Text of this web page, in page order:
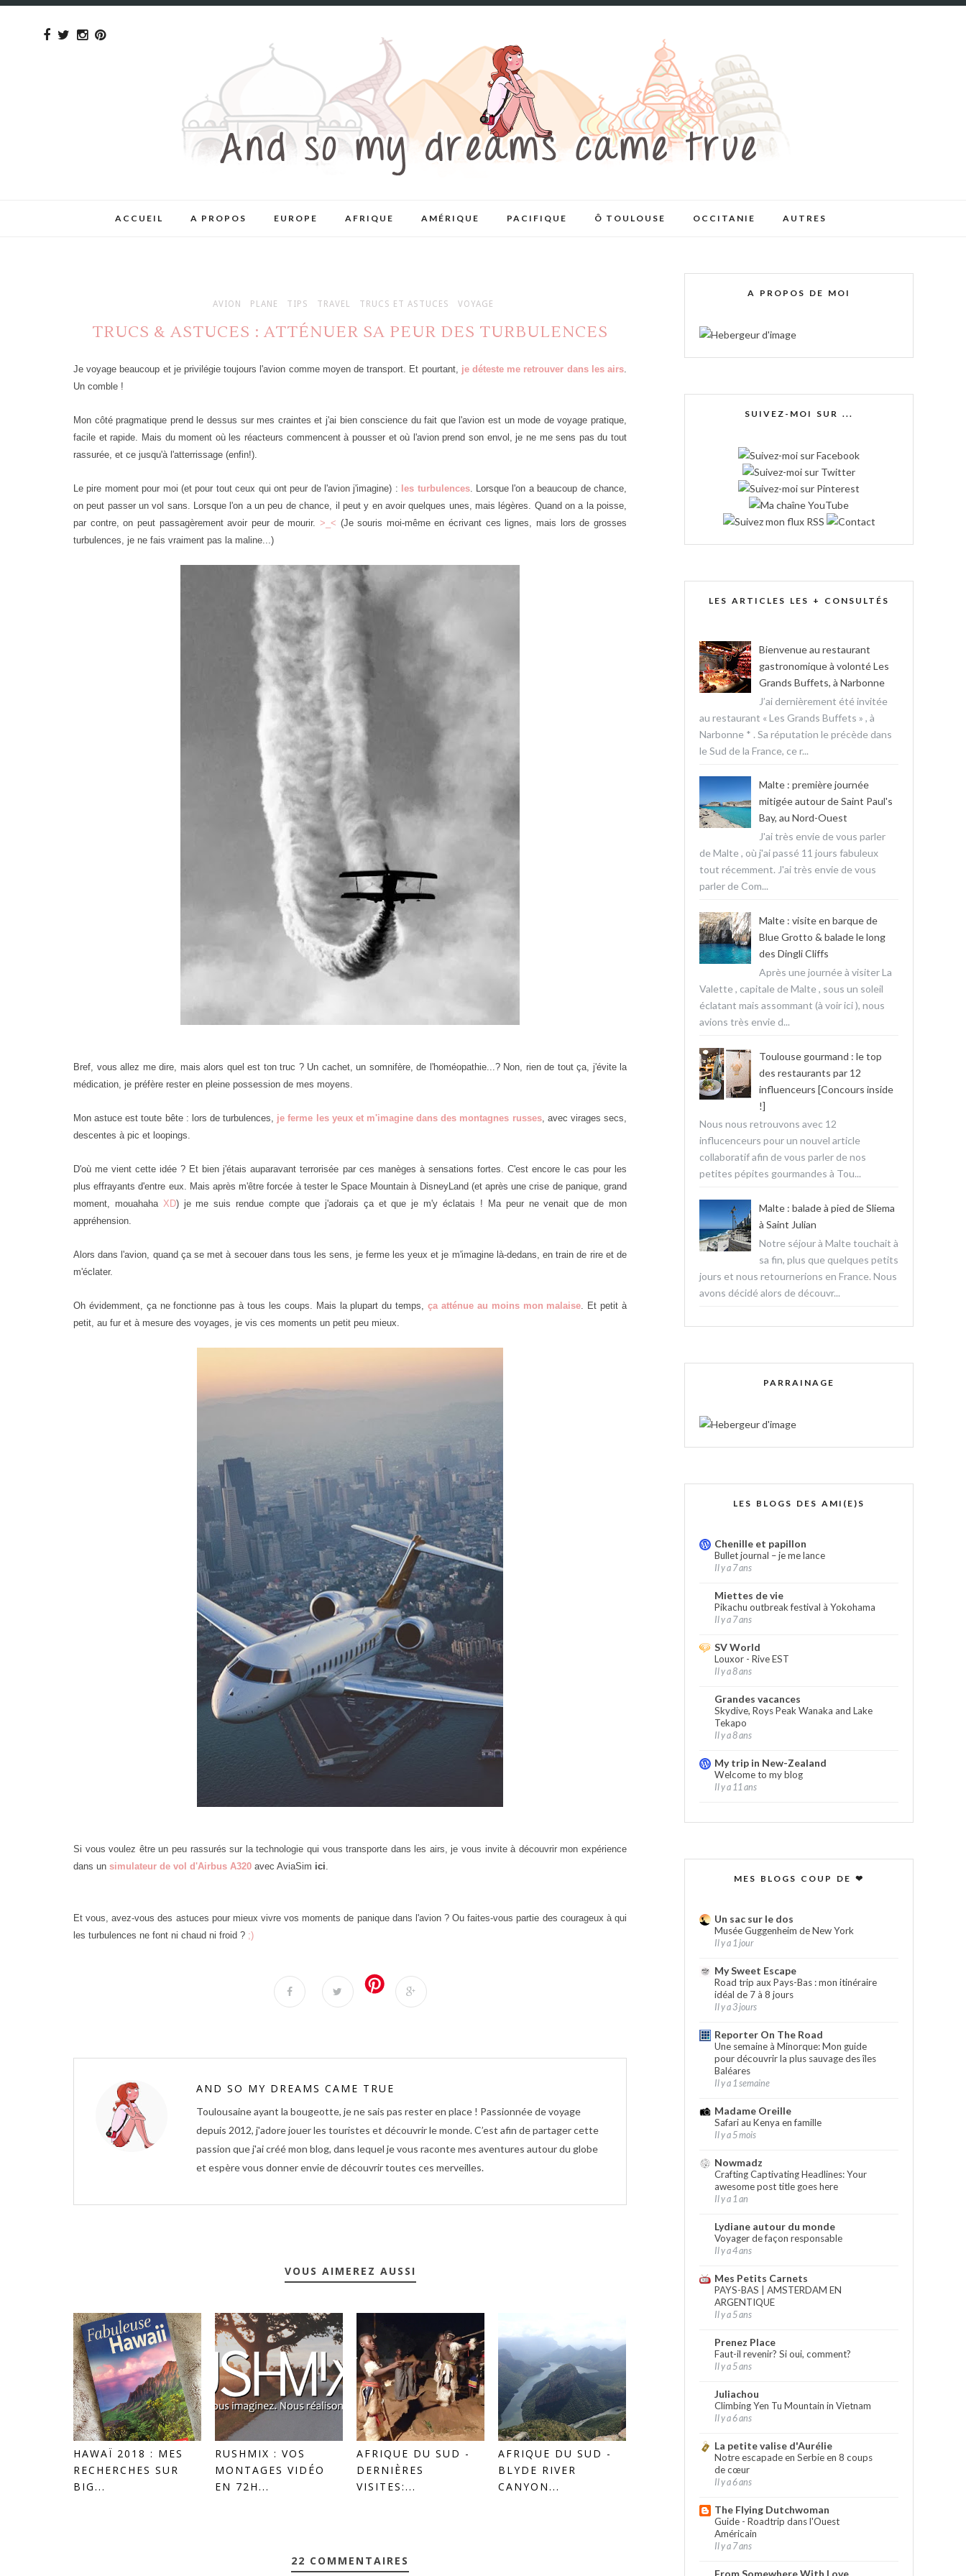
ACCUEIL A PROPOS EUROPE AFRIQUE AMÉRIQUE PACIFIQUE Ô TOULOUSE OCCITANIE AUTRES
AVION PLANE TIPS TRAVEL TRUCS ET ASTUCES VOYAGE
TRUCS & ASTUCES : ATTÉNUER SA PEUR DES TURBULENCES
Je voyage beaucoup et je privilégie toujours l'avion comme moyen de transport. Et pourtant, je déteste me retrouver dans les airs.
Un comble !
Mon côté pragmatique prend le dessus sur mes craintes et j'ai bien conscience du fait que l'avion est un mode de voyage pratique,
facile et rapide. Mais du moment où les réacteurs commencent à pousser et où l'avion prend son envol, je ne me sens pas du tout
rassurée, et ce jusqu'à l'atterrissage (enfin!).
Le pire moment pour moi (et pour tout ceux qui ont peur de l'avion j'imagine) : les turbulences. Lorsque l'on a beaucoup de chance,
on peut passer un vol sans. Lorsque l'on a un peu de chance, il peut y en avoir quelques unes, mais légères. Quand on a la poisse,
par contre, on peut passagèrement avoir peur de mourir. >_< (Je souris moi-même en écrivant ces lignes, mais lors de grosses
turbulences, je ne fais vraiment pas la maline...)
Bref, vous allez me dire, mais alors quel est ton truc ? Un cachet, un somnifère, de l'homéopathie...? Non, rien de tout ça, j'évite la
médication, je préfère rester en pleine possession de mes moyens.
Mon astuce est toute bête : lors de turbulences, je ferme les yeux et m'imagine dans des montagnes russes, avec virages secs,
descentes à pic et loopings.
D'où me vient cette idée ? Et bien j'étais auparavant terrorisée par ces manèges à sensations fortes. C'est encore le cas pour les
plus effrayants d'entre eux. Mais après m'être forcée à tester le Space Mountain à DisneyLand (et après une crise de panique, grand
moment, mouahaha XD) je me suis rendue compte que j'adorais ça et que je m'y éclatais ! Ma peur ne venait que de mon
appréhension.
Alors dans l'avion, quand ça se met à secouer dans tous les sens, je ferme les yeux et je m'imagine là-dedans, en train de rire et de
m'éclater.
Oh évidemment, ça ne fonctionne pas à tous les coups. Mais la plupart du temps,ça atténue au moins mon malaise. Et petit à
petit, au fur et à mesure des voyages, je vis ces moments un petit peu mieux.
Si vous voulez être un peu rassurés sur la technologie qui vous transporte dans les airs, je vous invite à découvrir mon expérience
dans un simulateur de vol d'Airbus A320 avec AviaSim ici
Et vous, avez-vous des astuces pour mieux vivre vos moments de panique dans l'avion ? Ou faites-vous partie des courageux à qui
les turbulences ne font ni chaud ni froid ? ;)
AND SO MY DREAMS CAME TRUE
Toulousaine ayant la bougeotte, je ne sais pas rester en place ! Passionnée de voyage
depuis 2012, j'adore jouer les touristes et découvrir le monde. C’est afin de partager cette
passion que j'ai créé mon blog, dans lequel je vous raconte mes aventures autour du globe
et espère vous donner envie de découvrir toutes ces merveilles.
VOUS AIMEREZ AUSSI
HAWAÏ 2018 : MES
RECHERCHES SUR
BIG...
RUSHMIX : VOS
MONTAGES VIDÉO
EN 72H...
AFRIQUE DU SUD -
DERNIÈRES
VISITES:...
AFRIQUE DU SUD -
BLYDE RIVER
CANYON...
22 COMMENTAIRES
A PROPOS DE MOI
SUIVEZ-MOI SUR ...
LES ARTICLES LES + CONSULTÉS
Bienvenue au restaurant
gastronomique à volonté Les
Grands Buffets, à Narbonne
J’ai dernièrement été invitée
au restaurant « Les Grands Buffets » , à
Narbonne * . Sa réputation le précède dans
le Sud de la France, ce r...
Malte : première journée
mitigée autour de Saint Paul's
Bay, au Nord-Ouest
J'ai très envie de vous parler
de Malte , où j'ai passé 11 jours fabuleux
tout récemment. J'ai très envie de vous
parler de Com...
Malte : visite en barque de
Blue Grotto & balade le long
des Dingli Cliffs
Après une journée à visiter La
Valette , capitale de Malte , sous un soleil
éclatant mais assommant (à voir ici ), nous
avions très envie d...
Toulouse gourmand : le top
des restaurants par 12
influenceurs [Concours inside
!]
Nous nous retrouvons avec 12
influcenceurs pour un nouvel article
collaboratif afin de vous parler de nos
petites pépites gourmandes à Tou...
Malte : balade à pied de Sliema
à Saint Julian
Notre séjour à Malte touchait à
sa fin, plus que quelques petits
jours et nous retournerions en France. Nous
avons décidé alors de découvr...
PARRAINAGE
LES BLOGS DES AMI(E)S
Chenille et papillon
Bullet journal – je me lance
Il y a 7 ans
Miettes de vie
Pikachu outbreak festival à Yokohama
Il y a 7 ans
SV World
Louxor - Rive EST
Il y a 8 ans
Grandes vacances
Skydive, Roys Peak Wanaka and Lake
Tekapo
Il y a 8 ans
My trip in New-Zealand
Welcome to my blog
Il y a 11 ans
MES BLOGS COUP DE ❤
Un sac sur le dos
Musée Guggenheim de New York
Il y a 1 jour
My Sweet Escape
Road trip aux Pays-Bas : mon itinéraire
idéal de 7 à 8 jours
Il y a 3 jours
Reporter On The Road
Une semaine à Minorque: Mon guide
pour découvrir la plus sauvage des îles
Baléares
Il y a 1 semaine
Madame Oreille
Safari au Kenya en famille
Il y a 5 mois
Nowmadz
Crafting Captivating Headlines: Your
awesome post title goes here
Il y a 1 an
Lydiane autour du monde
Voyager de façon responsable
Il y a 4 ans
Mes Petits Carnets
PAYS-BAS | AMSTERDAM EN
ARGENTIQUE
Il y a 5 ans
Prenez Place
Faut-il revenir? Si oui, comment?
Il y a 5 ans
Juliachou
Climbing Yen Tu Mountain in Vietnam
Il y a 6 ans
La petite valise d'Aurélie
Notre escapade en Serbie en 8 coups
de cœur
Il y a 6 ans
The Flying Dutchwoman
Guide - Roadtrip dans l'Ouest
Américain
Il y a 7 ans
From Somewhere With Love